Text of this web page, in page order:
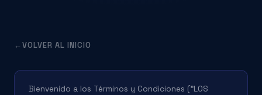
VOLVER AL INICIO
Bienvenido a los Términos y Condiciones ("LOS